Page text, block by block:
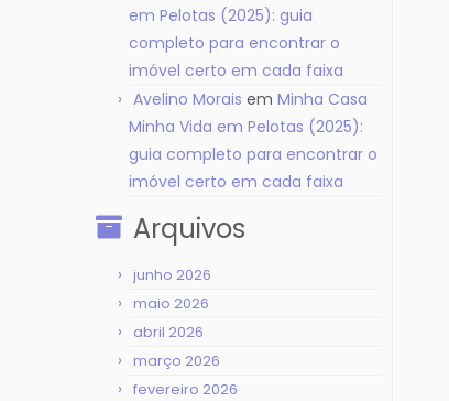
em Pelotas (2025): guia
completo para encontrar o
imóvel certo em cada faixa
Avelino Morais em Minha Casa
Minha Vida em Pelotas (2025):
guia completo para encontrar o
imóvel certo em cada faixa
Arquivos
junho 2026
maio 2026
abril 2026
março 2026
fevereiro 2026